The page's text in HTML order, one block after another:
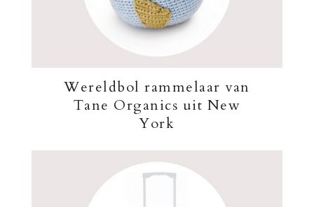
Wereldbol rammelaar van
Tane Organics uit New
York